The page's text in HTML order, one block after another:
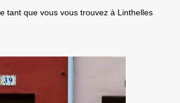
tant que vous vous trouvez à Linthelles